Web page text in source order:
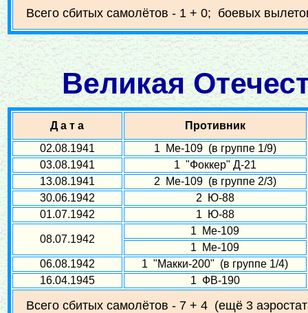
Всего сбитых самолётов - 1 + 0; боевых
Великая
Д а т а
Противник
02.08.1941
1 Ме-109 (в группе 1/9)
03.08.1941
1 "Фоккер" Д-21
13.08.1941
2 Ме-109 (в группе 2/3)
30.06.1942
2 Ю-88
01.07.1942
1 Ю-88
08.07.1942
1 Ме-109
1 Ме-109
06.08.1942
1 "Макки-200" (в группе 1/4)
16.04.1945
1 ФВ-190
Всего сбитых самолётов - 7 + 4 (ещё 3